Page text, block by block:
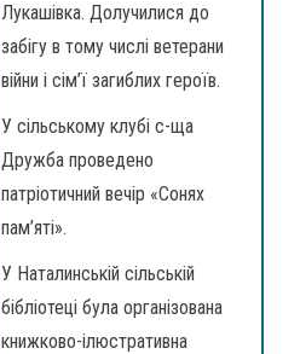
Лукашівка. Долучилися до
забігу в тому числі ветерани
війни і сім’ї загиблих героїв.
У сільському клубі с-ща
Дружба проведено
патріотичний вечір «Сонях
пам’яті».
У Наталинській сільській
бібліотеці була організована
книжково-ілюстративна